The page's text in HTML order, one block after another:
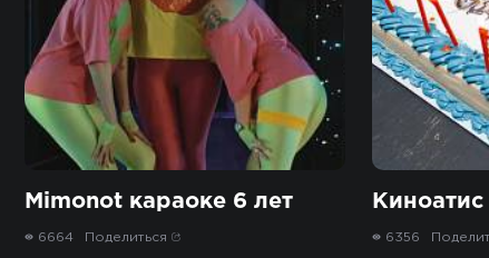
Mimonot караоке 6 лет
6664 Поделиться 6356